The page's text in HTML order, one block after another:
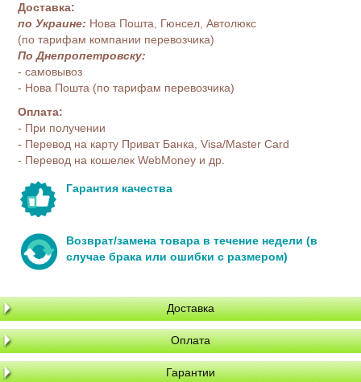
Доставка:
по Украине: Нова Пошта, Гюнсел, Автолюкс
(по тарифам компании перевозчика)
По Днепропетровску:
- самовывоз
- Нова Пошта (по тарифам перевозчика)
Оплата:
- При получении
- Перевод на карту Приват Банка, Visa/Master Card
- Перевод на кошелек WebMoney и др.
Гарантия качества
Возврат/замена товара в течение недели (в
случае брака или ошибки с размером)
Доставка
Оплата
Гарантии